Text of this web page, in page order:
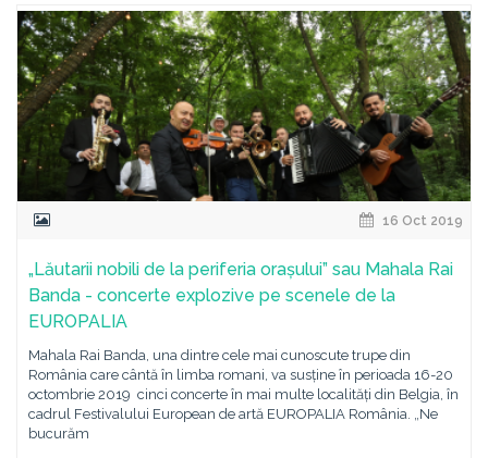
16 Oct 2019
„Lăutarii nobili de la periferia orașului” sau Mahala Rai
Banda - concerte explozive pe scenele de la
EUROPALIA
Mahala Rai Banda, una dintre cele mai cunoscute trupe din
România care cântă în limba romani, va susține în perioada 16-20
octombrie 2019 cinci concerte în mai multe localități din Belgia, în
cadrul Festivalului European de artă EUROPALIA România. „Ne
bucurăm